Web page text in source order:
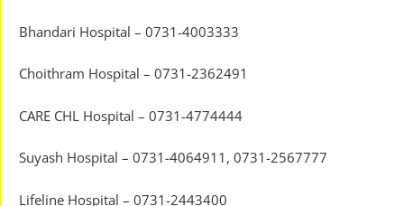
Bhandari Hospital – 0731-4003333
Choithram Hospital – 0731-2362491
CARE CHL Hospital – 0731-4774444
Suyash Hospital – 0731-4064911, 0731-2567777
Lifeline Hospital – 0731-2443400